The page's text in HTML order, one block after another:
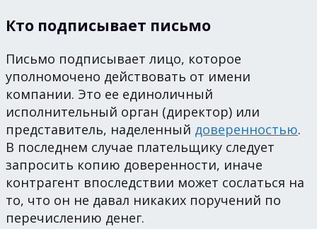
Кто подписывает письмо
Письмо подписывает лицо, которое
уполномочено действовать от имени
компании. Это ее единоличный
исполнительный орган (директор) или
представитель, наделенный доверенностью.
В последнем случае плательщику следует
запросить копию доверенности, иначе
контрагент впоследствии может сослаться на
то, что он не давал никаких поручений по
перечислению денег.